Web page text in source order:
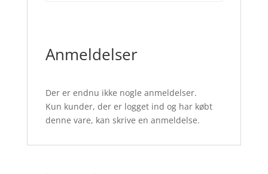
Anmeldelser
Der er endnu ikke nogle anmeldelser.
Kun kunder, der er logget ind og har købt
denne vare, kan skrive en anmeldelse.